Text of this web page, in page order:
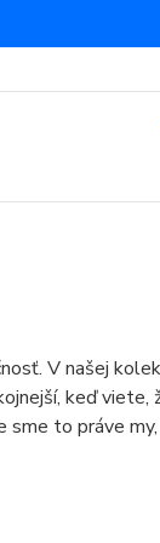
V našej
keď viete,
to práve